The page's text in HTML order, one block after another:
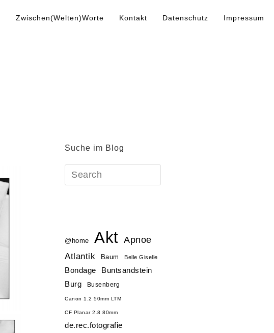
Zwischen(Welten)Worte Kontakt Datenschutz Impressum
Suche im Blog
@home Akt Apnoe
Atlantik Baum Belle Giselle
Bondage Buntsandstein
Burg Busenberg
Canon 1.2 50mm LTM
CF Planar 2.8 80mm
de.rec.fotografie